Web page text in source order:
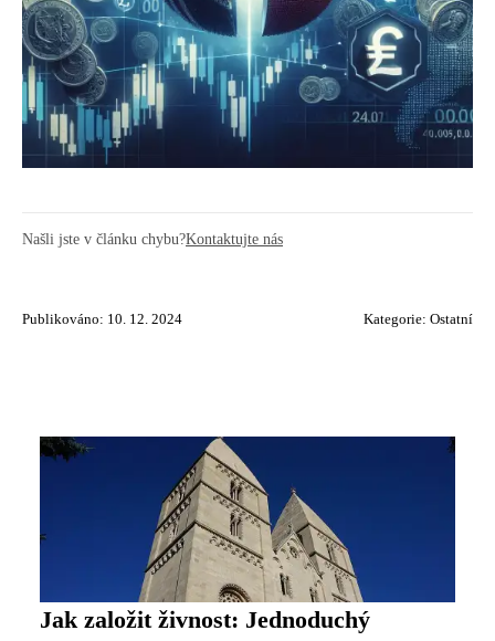
Našli jste v článku chybu?Kontaktujte nás
Publikováno: 10. 12. 2024 Kategorie: Ostatní
Jak založit živnost: Jednoduchý